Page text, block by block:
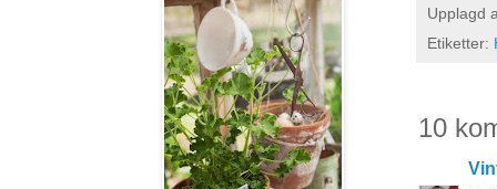
Upplagd
Etiketter:
10